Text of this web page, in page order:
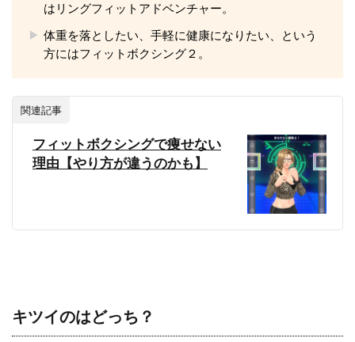
はリングフィットアドベンチャー。
体重を落としたい、手軽に健康になりたい、という
方にはフィットボクシング２。
関連記事
フィットボクシングで痩せない
理由【やり方が違うのかも】
キツイのはどっち？